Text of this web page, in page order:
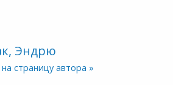
Эндрю
страницу автора »